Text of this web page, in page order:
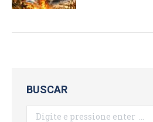
BUSCAR
Search: